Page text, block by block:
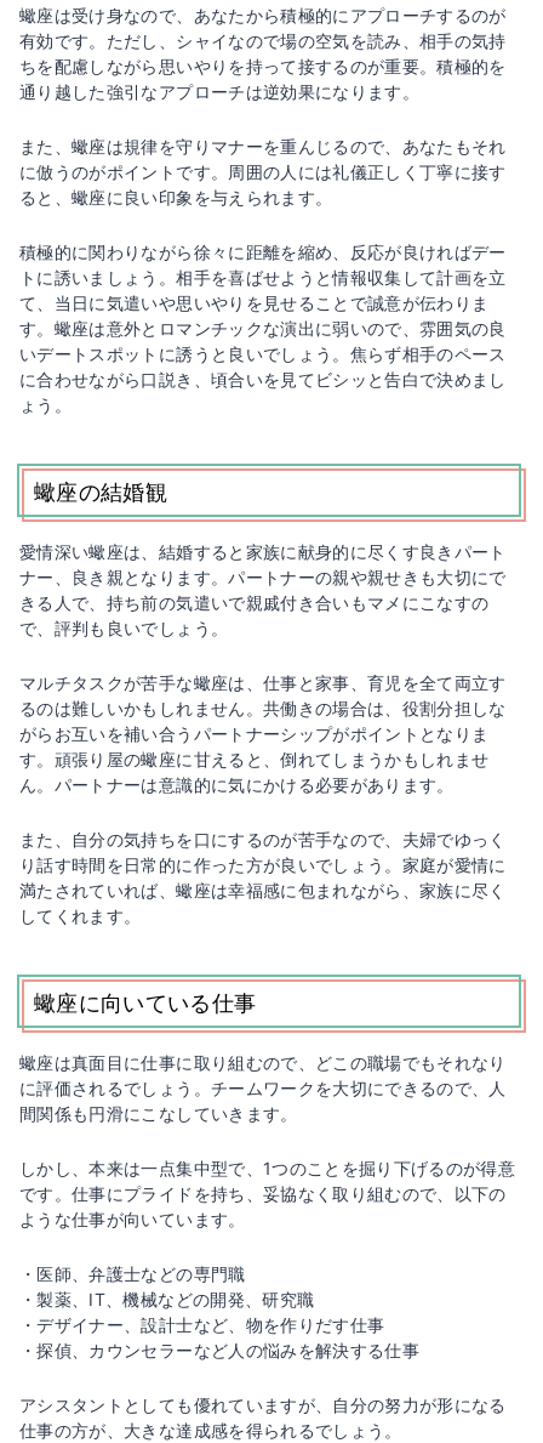
蠍座は受け身なので、あなたから積極的にアプローチするのが
有効です。ただし、シャイなので場の空気を読み、相手の気持
ちを配慮しながら思いやりを持って接するのが重要。積極的を
通り越した強引なアプローチは逆効果になります。
また、蠍座は規律を守りマナーを重んじるので、あなたもそれ
に倣うのがポイントです。周囲の人には礼儀正しく丁寧に接す
ると、蠍座に良い印象を与えられます。
積極的に関わりながら徐々に距離を縮め、反応が良ければデー
トに誘いましょう。相手を喜ばせようと情報収集して計画を立
て、当日に気遣いや思いやりを見せることで誠意が伝わりま
す。蠍座は意外とロマンチックな演出に弱いので、雰囲気の良
いデートスポットに誘うと良いでしょう。焦らず相手のペース
に合わせながら口説き、頃合いを見てビシッと告白で決めまし
ょう。
蠍座の結婚観
愛情深い蠍座は、結婚すると家族に献身的に尽くす良きパート
ナー、良き親となります。パートナーの親や親せきも大切にで
きる人で、持ち前の気遣いで親戚付き合いもマメにこなすの
で、評判も良いでしょう。
マルチタスクが苦手な蠍座は、仕事と家事、育児を全て両立す
るのは難しいかもしれません。共働きの場合は、役割分担しな
がらお互いを補い合うパートナーシップがポイントとなりま
す。頑張り屋の蠍座に甘えると、倒れてしまうかもしれませ
ん。パートナーは意識的に気にかける必要があります。
また、自分の気持ちを口にするのが苦手なので、夫婦でゆっく
り話す時間を日常的に作った方が良いでしょう。家庭が愛情に
満たされていれば、蠍座は幸福感に包まれながら、家族に尽く
してくれます。
蠍座に向いている仕事
蠍座は真面目に仕事に取り組むので、どこの職場でもそれなり
に評価されるでしょう。チームワークを大切にできるので、人
間関係も円滑にこなしていきます。
しかし、本来は一点集中型で、1つのことを掘り下げるのが得意
です。仕事にプライドを持ち、妥協なく取り組むので、以下の
ような仕事が向いています。
・医師、弁護士などの専門職
・製薬、IT、機械などの開発、研究職
・デザイナー、設計士など、物を作りだす仕事
・探偵、カウンセラーなど人の悩みを解決する仕事
アシスタントとしても優れていますが、自分の努力が形になる
仕事の方が、大きな達成感を得られるでしょう。